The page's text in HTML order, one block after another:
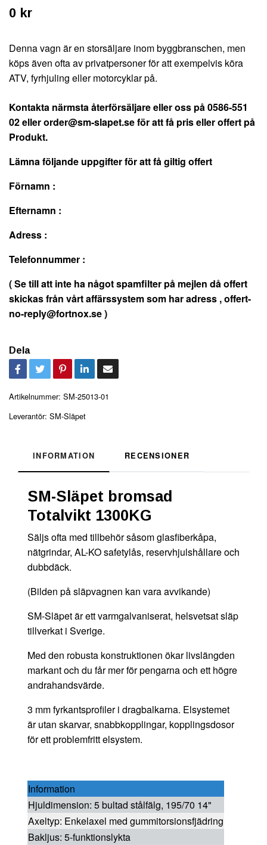
0 kr
Denna vagn är en storsäljare inom byggbranschen, men
köps även ofta av privatpersoner för att exempelvis köra
ATV, fyrhjuling eller motorcyklar på.
Kontakta närmsta återförsäljare eller oss på 0586-551
02 ellerorder@sm-slapet.seför att få pris eller offert på
Produkt.
Lämna följande uppgifter för att få giltig offert
Förnamn :
Efternamn :
Adress :
Telefonnummer :
( Se till att inte ha något spamfilter på mejlen då offert
skickas från vårt affärssystem som har adress ,offert-
no-reply@fortnox.se)
Dela
Artikelnummer: SM-25013-01
Leverantör: SM-Släpet
INFORMATION RECENSIONER
SM-Släpet bromsad
Totalvikt 1300KG
Säljs ofta med tillbehör såsom glasfiberkåpa,
nätgrindar, AL-KO safetylås, reservhjulshållare och
dubbdäck.
(Bilden på släpvagnen kan vara avvikande)
SM-Släpet är ett varmgalvaniserat, helsvetsat släp
tillverkat i Sverige.
Med den robusta konstruktionen ökar livslängden
markant och du får mer för pengarna och ett högre
andrahandsvärde.
3 mm fyrkantsprofiler i dragbalkarna. Elsystemet
är utan skarvar, snabbkopplingar, kopplingsdosor
för ett problemfritt elsystem.
Information
Hjuldimension: 5 bultad stålfälg, 195/70 14"
Axeltyp: Enkelaxel med gummitorsionsfjädring
Bakljus: 5-funktionslykta